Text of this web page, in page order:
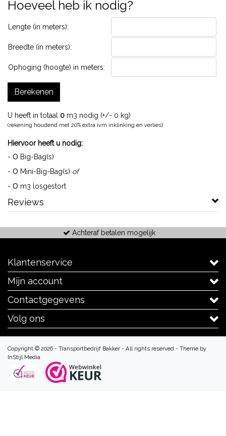
Hoeveel heb ik nodig?
Lengte (in meters):
Breedte (in meters):
Ophoging (hoogte) in meters:
Berekenen
U heeft in totaal 0 m3 nodig (+/- 0 kg)
(rekening houdend met 20% extra ivm inklinking en verlies)
Hiervoor heeft u nodig:
- 0 Big-Bag(s)
- 0 Mini-Big-Bag(s) of
- 0 m3 losgestort
Reviews
Achteraf betalen mogelijk
Klantenservice
Mijn account
Contactgegevens
Volg ons
Copyright © 2026 - Transportbedrijf Bakker - All rights reserved - Theme by
InStijl Media